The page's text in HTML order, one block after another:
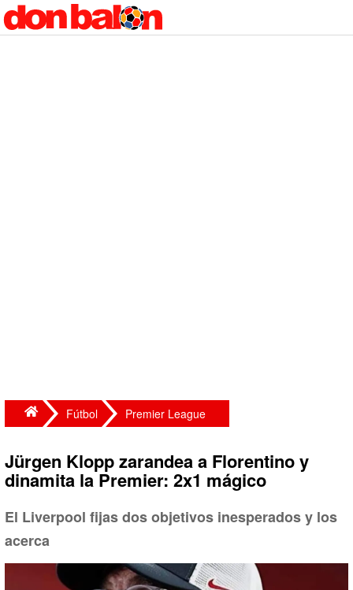
Fútbol Premier League
Jürgen Klopp zarandea a Florentino y
dinamita la Premier: 2x1 mágico
El Liverpool fijas dos objetivos inesperados y los
acerca